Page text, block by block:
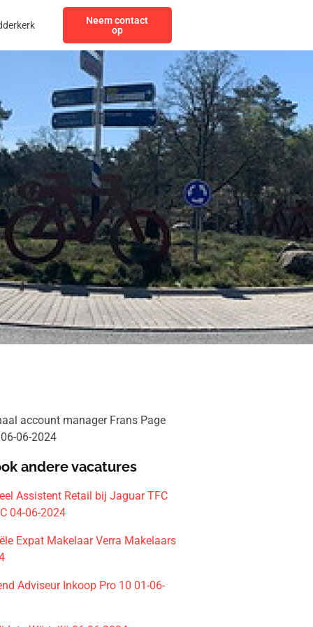
Neem contact
op
account manager Frans Page
06-2024
andere vacatures
Assistent Retail bij Jaguar TFC
04-06-2024
Expat Makelaar Verra Makelaars
Adviseur Inkoop Pro 10 01-06-